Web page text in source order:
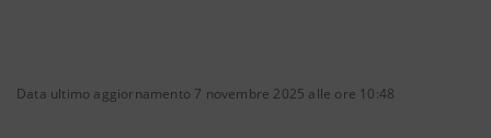
Data ultimo aggiornamento 7 novembre 2025 alle ore 10:48